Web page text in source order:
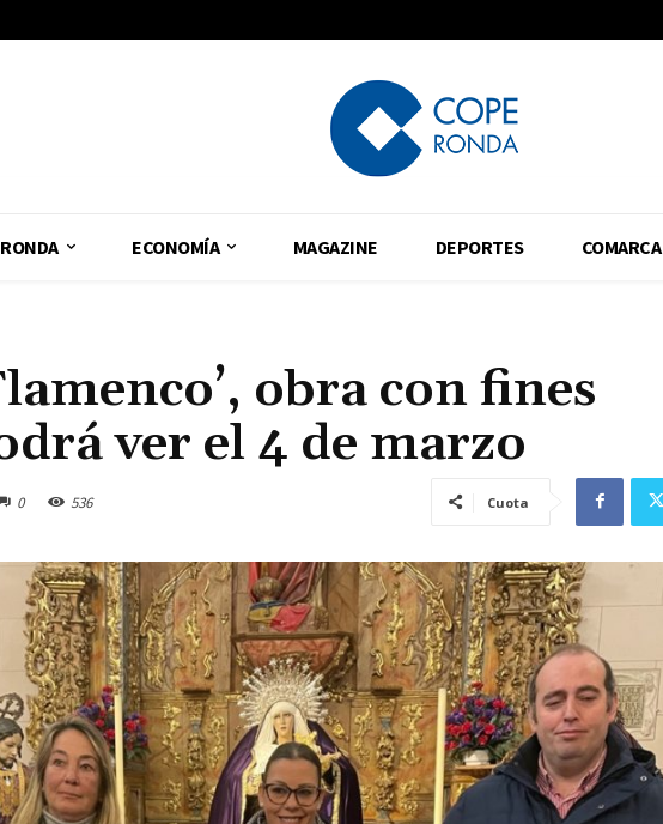
RONDA ECONOMÍA MAGAZINE DEPORTES COMARCA
obra con fines
ver el 4 de marzo
0 536 Cuota